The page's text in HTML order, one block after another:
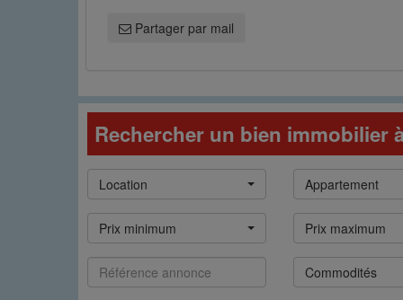
Partager par mail
Rechercher un bien immobilier
Type
de
bien
Location Catégorie
Appartement
Prix
min
Prix minimum
Prix
max
Prix maximum
Référence
annonce
Commodités
Commodités